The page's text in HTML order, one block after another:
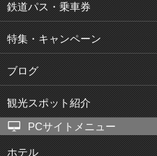
鉄道パス・乗車券
特集・キャンペーン
ブログ
観光スポット紹介
PCサイトメニュー
ホテル